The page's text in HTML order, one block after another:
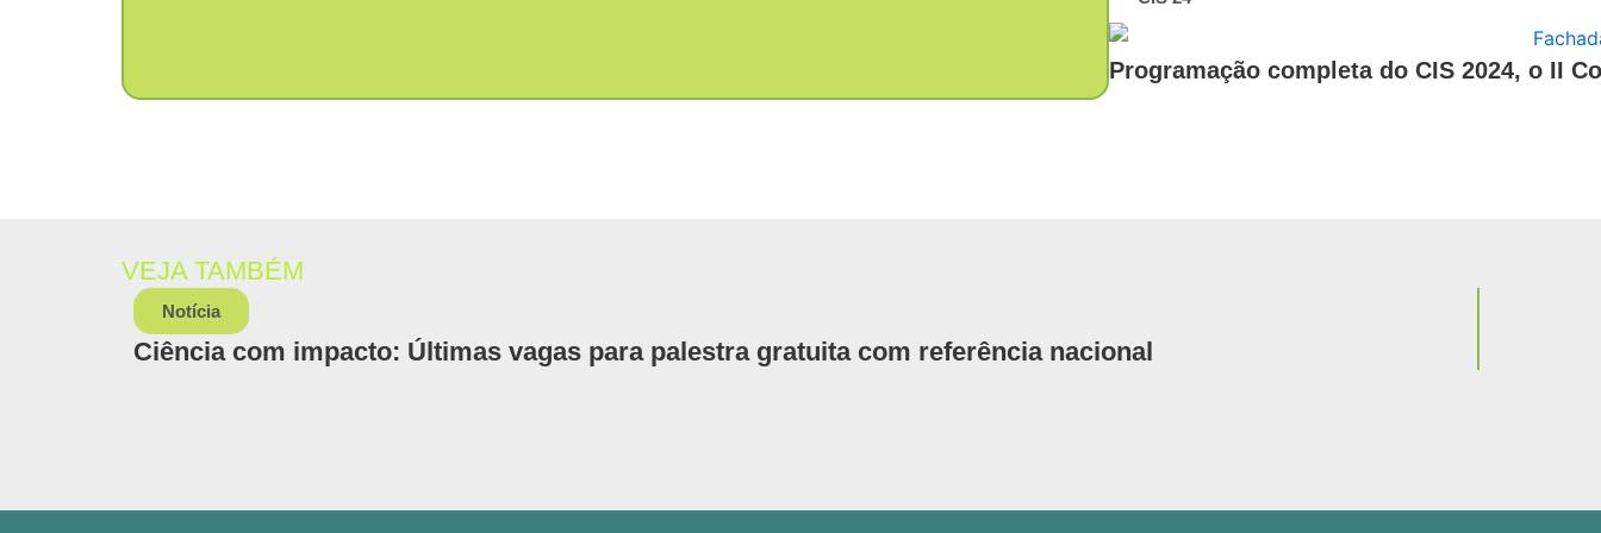
Programação completa do CIS 2024, o II
VEJA TAMBÉM
Notícia
Ciência com impacto: Últimas vagas para palestra gratuita com referência nacional